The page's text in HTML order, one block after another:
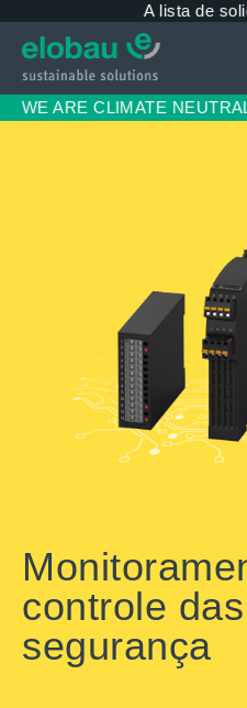
A lista de
WE ARE CLIMATE
controle
segurança